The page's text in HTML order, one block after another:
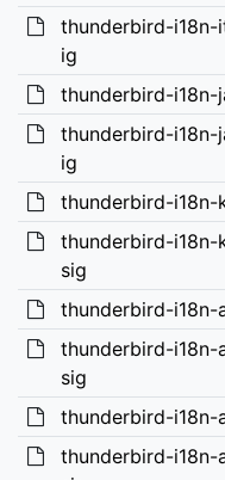
thunderbird-i18n-
ig
thunderbird-i18n-
thunderbird-i18n-
ig
thunderbird-i18n-
thunderbird-i18n-
sig
thunderbird-i18n-
thunderbird-i18n-
sig
thunderbird-i18n-
thunderbird-i18n-